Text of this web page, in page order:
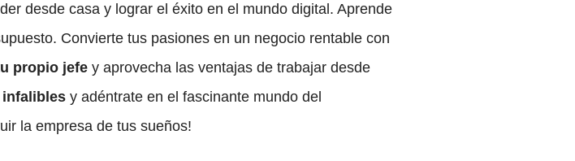
desde casa y lograr el éxito en el mundo digital. Aprende
Convierte tus pasiones en un negocio rentable con
propio jefe y aprovecha las ventajas de trabajar desde
y adéntrate en el fascinante mundo del
la empresa de tus sueños!